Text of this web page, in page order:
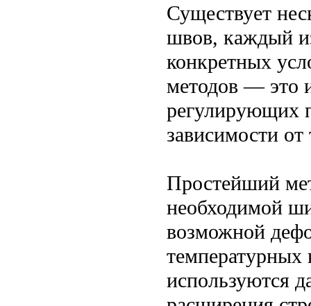
Существует
швов, каждый
конкретных
методов — это
регулирующих
зависимости от
Простейший
необходимой
возможной
температурных
используются